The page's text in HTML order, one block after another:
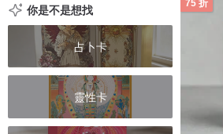
你是不是想找
占卜卡
靈性卡
75 折